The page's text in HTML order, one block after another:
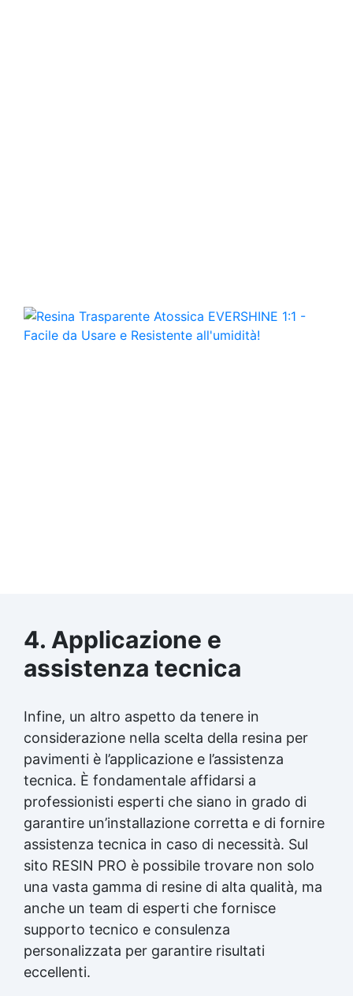
4. Applicazione e
assistenza tecnica
Infine, un altro aspetto da tenere in
considerazione nella scelta della resina per
pavimenti è l’applicazione e l’assistenza
tecnica. È fondamentale affidarsi a
professionisti esperti che siano in grado di
garantire un’installazione corretta e di fornire
assistenza tecnica in caso di necessità. Sul
sito RESIN PRO è possibile trovare non solo
una vasta gamma di resine di alta qualità, ma
anche un team di esperti che fornisce
supporto tecnico e consulenza
personalizzata per garantire risultati
eccellenti.